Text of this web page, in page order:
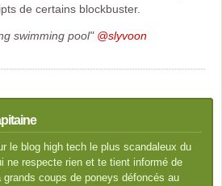
de certains blockbuster.
swimming pool" @slyvoon
le blog high tech le plus scandaleux du
ne respecte rien et te tient informé de
grands coups de poneys défoncés au